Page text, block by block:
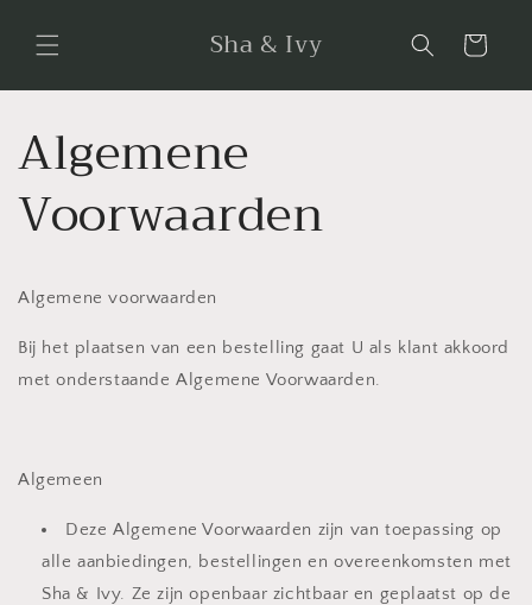
content
Sha & Ivy Winkelwagen
Algemene
Voorwaarden
Algemene voorwaarden
Bij het plaatsen van een bestelling gaat U als klant akkoord
met onderstaande Algemene Voorwaarden.
Algemeen
Deze Algemene Voorwaarden zijn van toepassing op
alle aanbiedingen, bestellingen en overeenkomsten met
Sha & Ivy. Ze zijn openbaar zichtbaar en geplaatst op de